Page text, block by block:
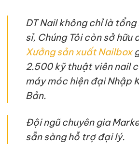
DT Nail không chỉ là
sỉ, Chúng Tôi còn sở hữu
Xưởng sản xuất Nailbox
2.500 kỹ thuật viên nail
máy móc hiện đại Nhập
Bản.
Đội ngũ chuyên gia
sẵn sàng hỗ trợ đại lý.